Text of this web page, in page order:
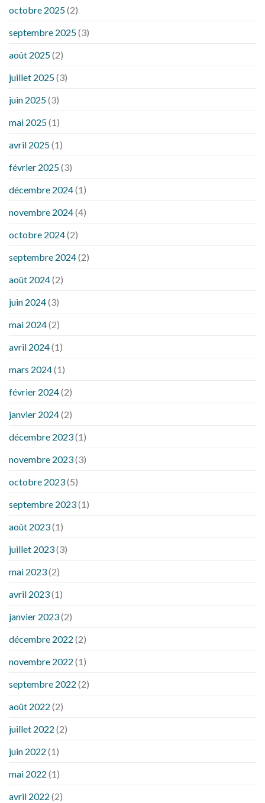
octobre 2025(2)
septembre 2025(3)
août 2025(2)
juillet 2025(3)
juin 2025(3)
mai 2025(1)
avril 2025(1)
février 2025(3)
décembre 2024(1)
novembre 2024(4)
octobre 2024(2)
septembre 2024(2)
août 2024(2)
juin 2024(3)
mai 2024(2)
avril 2024(1)
mars 2024(1)
février 2024(2)
janvier 2024(2)
décembre 2023(1)
novembre 2023(3)
octobre 2023(5)
septembre 2023(1)
août 2023(1)
juillet 2023(3)
mai 2023(2)
avril 2023(1)
janvier 2023(2)
décembre 2022 (2)
novembre 2022 (1)
septembre 2022 (2)
août 2022 (2)
juillet 2022 (2)
juin 2022 (1)
mai 2022 (1)
avril 2022 (2)